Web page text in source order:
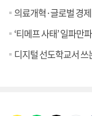
의료개혁·글로벌 경
‘티메프 사태’ 일파만
디지털 선도학교서 쓰는 AI